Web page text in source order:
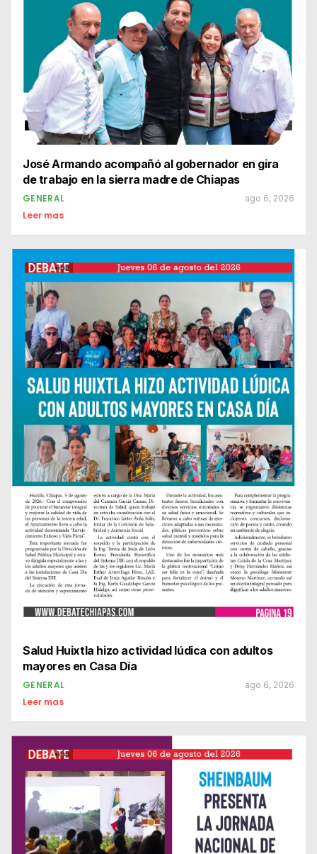
José Armando acompañó al gobernador en gira
de trabajo en la sierra madre de Chiapas
GENERAL ago 6, 2026
Leer mas
Salud Huixtla hizo actividad lúdica con adultos
mayores en Casa Día
GENERAL ago 6, 2026
Leer mas